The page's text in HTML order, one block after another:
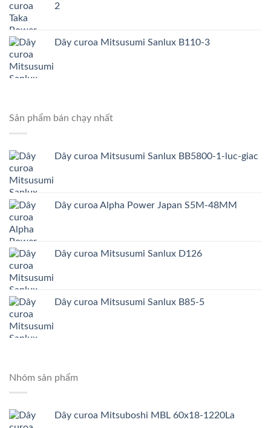
2
Dây curoa Mitsusumi Sanlux B110-3
Sản phẩm bán chạy nhất
Dây curoa Mitsusumi Sanlux BB5800-1-luc-giac
Dây curoa Alpha Power Japan S5M-48MM
Dây curoa Mitsusumi Sanlux D126
Dây curoa Mitsusumi Sanlux B85-5
Nhóm sản phẩm
Dây curoa Mitsuboshi MBL 60x18-1220La